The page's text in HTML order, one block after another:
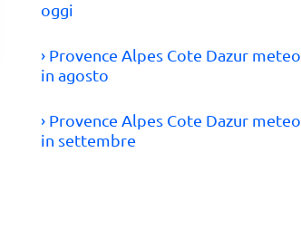
oggi
› Provence Alpes Cote Dazur meteo
in agosto
› Provence Alpes Cote Dazur meteo
in settembre